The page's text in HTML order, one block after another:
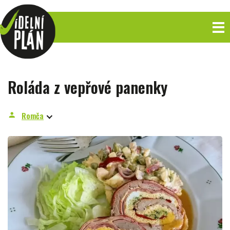
Roláda z vepřové panenky
person Romča